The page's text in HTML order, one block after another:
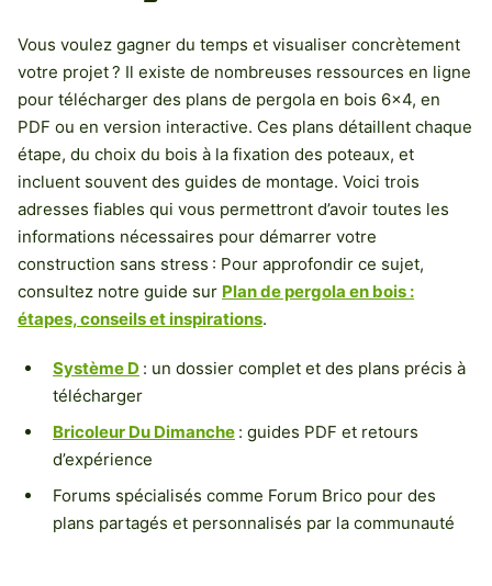
Vous voulez gagner du temps et visualiser concrètement
votre projet ? Il existe de nombreuses ressources en ligne
pour télécharger des plans de pergola en bois 6×4, en
PDF ou en version interactive. Ces plans détaillent chaque
étape, du choix du bois à la fixation des poteaux, et
incluent souvent des guides de montage. Voici trois
adresses fiables qui vous permettront d’avoir toutes les
informations nécessaires pour démarrer votre
construction sans stress : Pour approfondir ce sujet,
consultez notre guide sur Plan de pergola en bois :
étapes, conseils et inspirations.
Système D : un dossier complet et des plans précis à
télécharger
Bricoleur Du Dimanche : guides PDF et retours
d’expérience
Forums spécialisés comme Forum Brico pour des
plans partagés et personnalisés par la communauté